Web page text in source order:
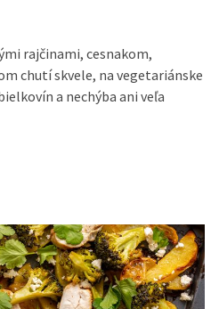
rajčinami, cesnakom,
chutí skvele, na vegetariánske
a nechýba ani veľa